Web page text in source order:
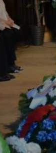
NOB
OVEP
Adatbank